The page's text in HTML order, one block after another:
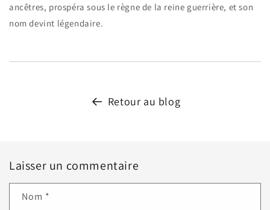
ancêtres, prospéra sous le règne de la reine guerrière, et son
nom devint légendaire.
Retour au blog
Laisser un commentaire
Nom *